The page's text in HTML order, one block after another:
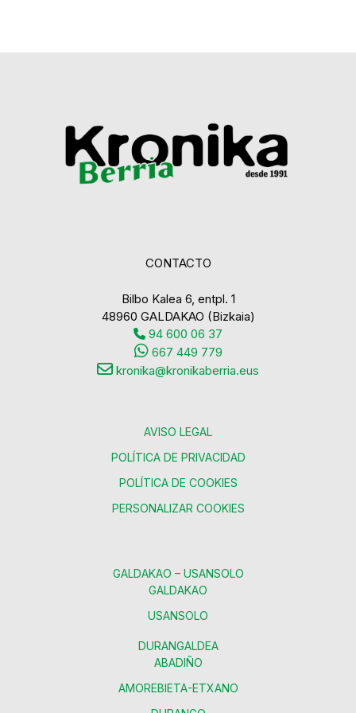
CONTACTO
Bilbo Kalea 6, entpl. 1
48960 GALDAKAO (Bizkaia)
94 600 06 37
667 449 779
kronika@kronikaberria.eus
AVISO LEGAL
POLÍTICA DE PRIVACIDAD
POLÍTICA DE COOKIES
PERSONALIZAR COOKIES
GALDAKAO – USANSOLO
GALDAKAO
USANSOLO
DURANGALDEA
ABADIÑO
AMOREBIETA-ETXANO